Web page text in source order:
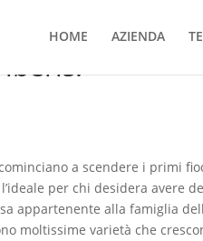
HOME AZIENDA
a scendere i primi
per chi desidera avere
appartenente alla famiglia
moltissime varietà che